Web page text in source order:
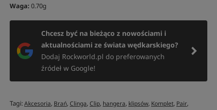
Waga: 0.70g
Chcesz być na bieżąco z nowościami i
aktualnościami ze świata wędkarskiego?
Dodaj Rockworld.pl do preferowanych
źródeł w Google!
Tagi:Akcesoria, Brań,Clinga,Clip, hangera, klipsów, Komplet, Pair,